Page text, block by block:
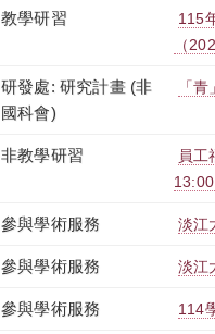
教學研習
115
（
研發處: 研究計畫 (非
國科會)
「
非教學研習
員工
參與學術服務 淡江
參與學術服務 淡江
參與學術服務 114